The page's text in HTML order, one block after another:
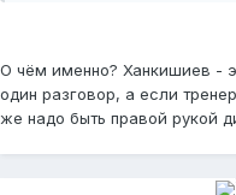
О чём именно? Ханкишиев -
один разговор, а если
же надо быть правой рукой